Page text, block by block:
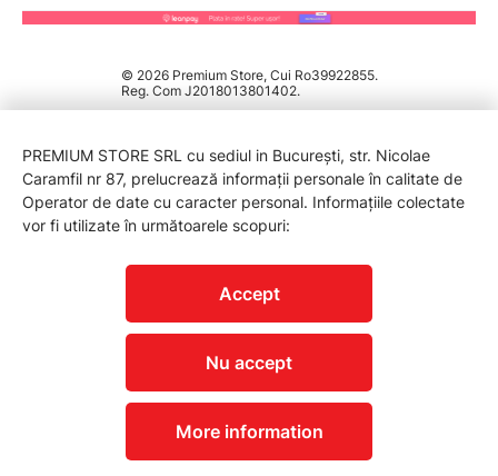
© 2026 Premium Store, Cui Ro39922855.
Reg. Com J2018013801402.
PREMIUM STORE SRL cu sediul in București, str. Nicolae
Caramfil nr 87, prelucrează informații personale în calitate de
Operator de date cu caracter personal. Informațiile colectate
vor fi utilizate în următoarele scopuri:
Accept
Nu accept
More information